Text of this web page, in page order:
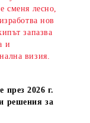
сменя лесно,
нов
запазва
и
визия.
през 2026 г.
решения за